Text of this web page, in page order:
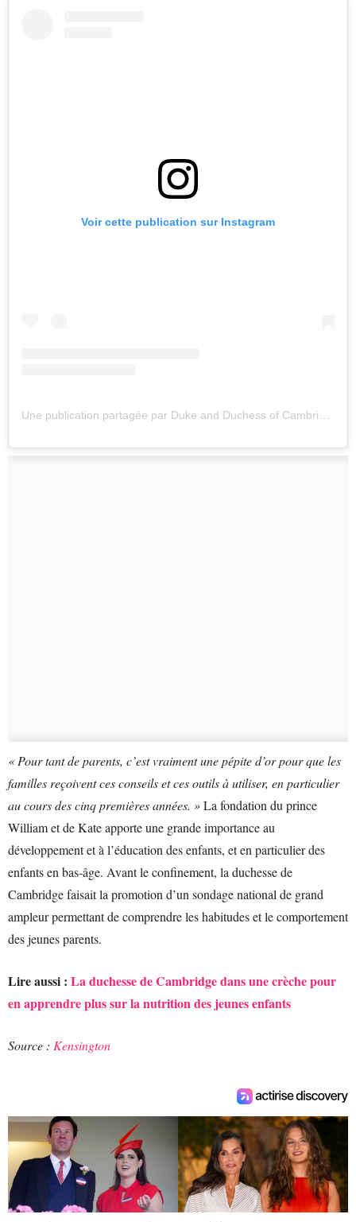
Voir cette publication sur Instagram
Une publication partagée par Duke and Duchess of Cambridge (@kensingtonroyal)
« Pour tant de parents, c’est vraiment une pépite d’or pour que les
familles reçoivent ces conseils et ces outils à utiliser, en particulier
au cours des cinq premières années. »La fondation du prince
William et de Kate apporte une grande importance au
développement et à l’éducation des enfants, et en particulier des
enfants en bas-âge. Avant le confinement, la duchesse de
Cambridge faisait la promotion d’un sondage national de grand
ampleur permettant de comprendre les habitudes et le comportement
des jeunes parents.
Lire aussi : La duchesse de Cambridge dans une crèche pour
en apprendre plus sur la nutrition des jeunes enfants
Source : Kensington